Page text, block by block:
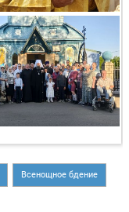
Всенощное бдение